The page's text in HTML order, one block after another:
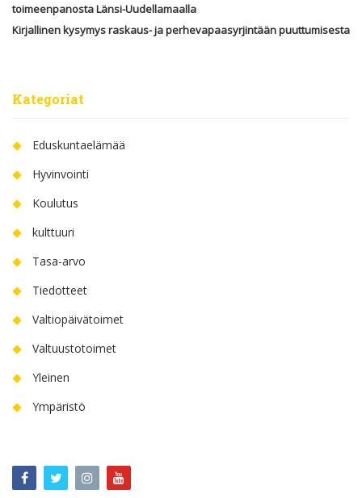
toimeenpanosta Länsi-Uudellamaalla
Kirjallinen kysymys raskaus- ja perhevapaasyrjintään puuttumisesta
Kategoriat
Eduskuntaelämää
Hyvinvointi
Koulutus
kulttuuri
Tasa-arvo
Tiedotteet
Valtiopäivätoimet
Valtuustotoimet
Yleinen
Ympäristö